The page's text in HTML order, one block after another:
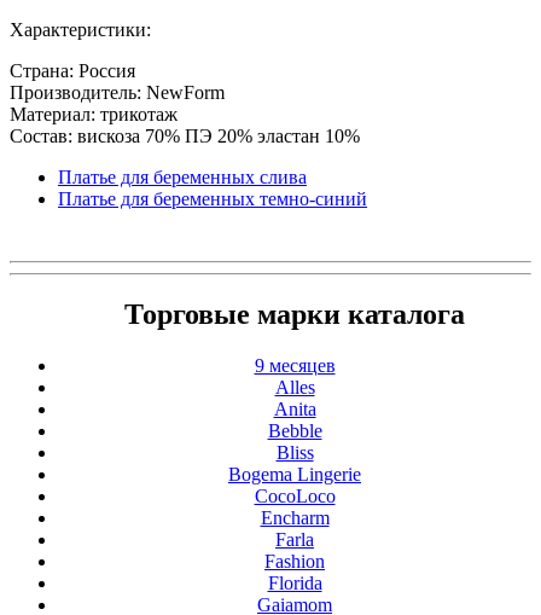
Характеристики:
Страна: Россия
Производитель: NewForm
Материал: трикотаж
Состав: вискоза 70% ПЭ 20% эластан 10%
Платье для беременных слива
Платье для беременных темно-синий
Торговые марки каталога
9 месяцев
Alles
Anita
Bebble
Bliss
Bogema Lingerie
CocoLoco
Encharm
Farla
Fashion
Florida
Gaiamom